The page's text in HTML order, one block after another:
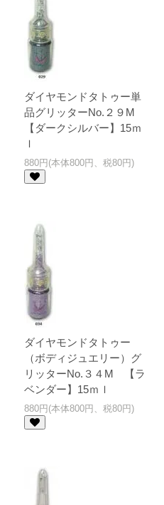
ダイヤモンドタトゥー単
品グリッターNo.２９M
【ダークシルバー】15ｍ
ｌ
880円(本体800円、税80円)
ダイヤモンドタトゥー
（ボディジュエリー）グ
リッターNo.３４M 【ラ
ベンダー】15ｍｌ
880円(本体800円、税80円)